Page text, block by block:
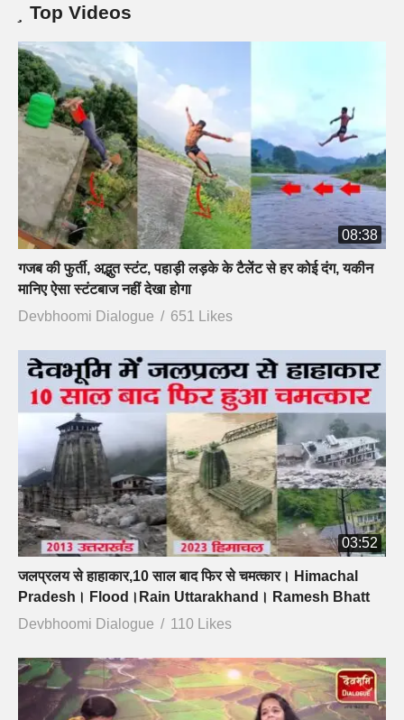
Top Videos
08:38
गजब की फुर्ती, अद्भुत स्टंट, पहाड़ी लड़के के टैलेंट से हर कोई दंग, यकीन
मानिए ऐसा स्टंटबाज नहीं देखा होगा
Devbhoomi Dialogue
651 Likes
03:52
जलप्रलय से हाहाकार,10 साल बाद फिर से चमत्कार। Himachal
Pradesh। Flood।Rain Uttarakhand। Ramesh Bhatt
Devbhoomi Dialogue
110 Likes